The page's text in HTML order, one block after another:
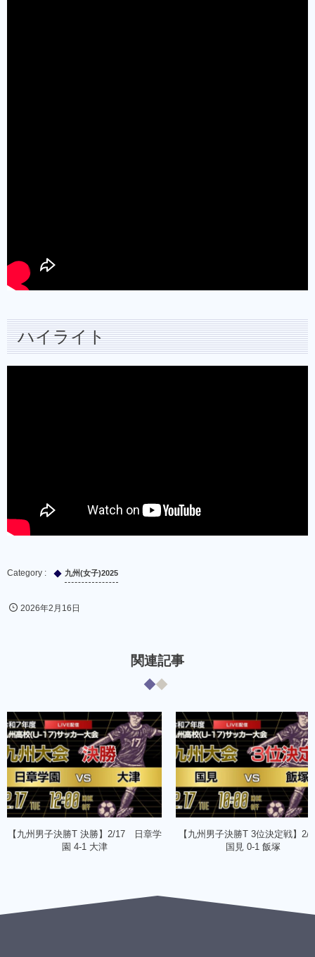
ハイライト
九州(女子)2025
2026年2月16日
関連記事
【九州男子決勝T 決勝】2/17 日章学
園 4-1 大津
【九州男子決勝T 3位決定戦】
国見 0-1 飯塚